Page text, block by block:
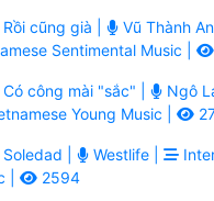
Rồi cũng già |
Vũ Thành An
Sentimental Music |
Có công mài "sắc" |
Ngô
Young Music |
Soledad | Westlife |
|
2594